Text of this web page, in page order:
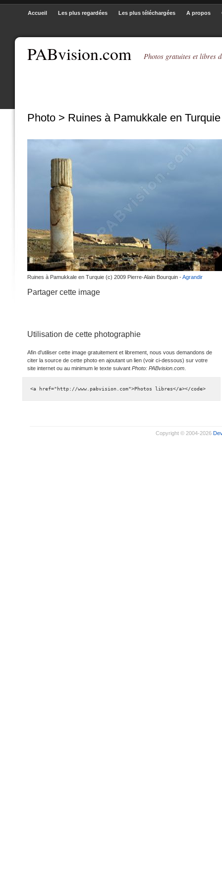
PABvision.com Photos gratuites et libres
Accueil Les plus regardées Les plus téléchargées A propos
Photo > Ruines à Pamukkale en Turquie
Ruines à Pamukkale en Turquie (c) 2009 Pierre-Alain Bourquin -Agrandir
Partager cette image
Utilisation de cette photographie
Afin d'utiliser cette image gratuitement et librement, nous vous demandons de
citer la source de cette photo en ajoutant un lien (voir ci-dessous) sur votre
site internet ou au minimum le texte suivant Photo: PABvision.com
<a href="http://www.pabvision.com">Photos libres</a></code>
Copyright © 2004-2026